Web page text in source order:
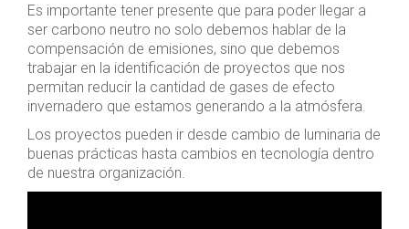
Es importante tener presente que para poder llegar a
ser carbono neutro no solo debemos hablar de la
compensación de emisiones, sino que debemos
trabajar en la identificación de proyectos que nos
permitan reducir la cantidad de gases de efecto
invernadero que estamos generando a la atmósfera.
Los proyectos pueden ir desde cambio de luminaria de
buenas prácticas hasta cambios en tecnología dentro
de nuestra organización.